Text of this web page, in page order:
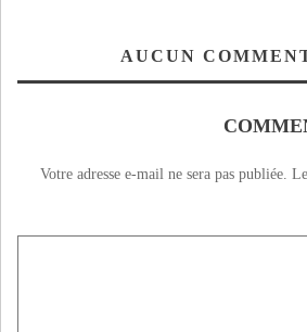
AUCUN
Votre adresse e-mail ne sera pas publiée.